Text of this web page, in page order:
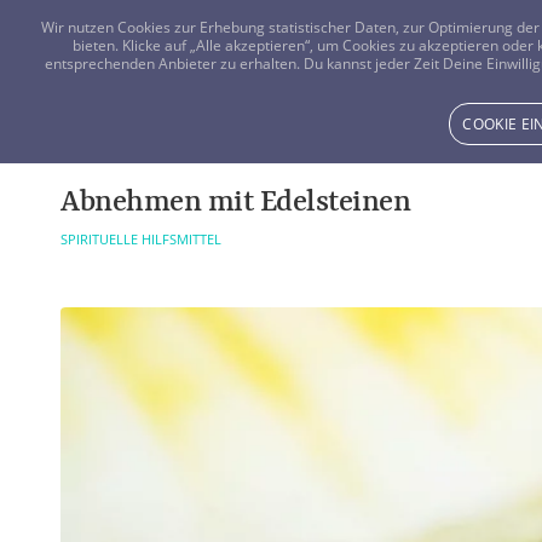
Abnehmen mit Edelsteinen
SPIRITUELLE HILFSMITTEL
Wir nutzen Cookies zur Erhebung statistischer Daten, zur Optimierung
bieten. Klicke auf „Alle akzeptieren“, um Cookies zu akzeptieren
entsprechenden Anbieter zu erhalten. Du kannst jeder Zeit Deine
COOKIE